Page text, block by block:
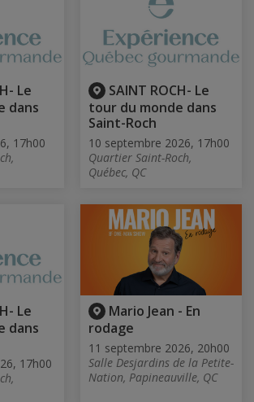
Le
dans
17h00
SAINT ROCH- Le
tour du monde dans
Saint-Roch
10 septembre 2026, 17h00
Quartier Saint-Roch,
Québec, QC
Le
dans
17h00
Mario Jean - En
rodage
11 septembre 2026, 20h00
Salle Desjardins de la Petite-
Nation, Papineauville, QC